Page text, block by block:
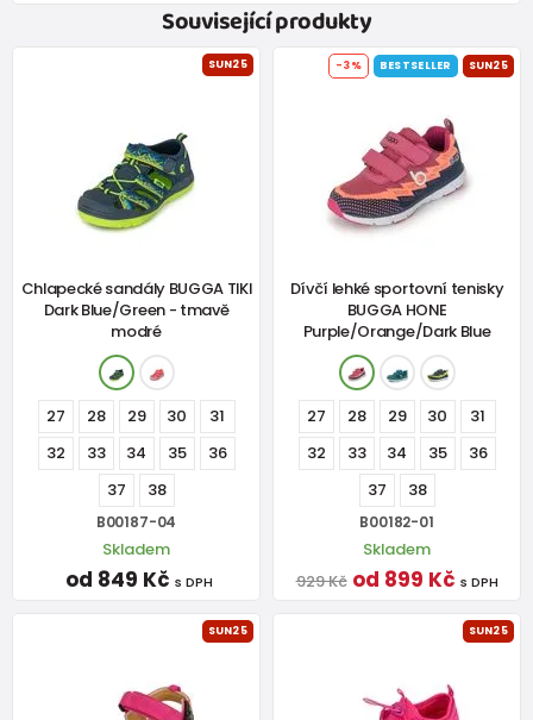
Související produkty
SUN25
Chlapecké sandály BUGGA TIKI
Dark Blue/Green - tmavě
modré
27 28 29 30
31
32
33 34 35
36
37
38
B00187-04
Skladem
od 849 Kč s DPH
-3% BESTSELLER SUN25
Dívčí lehké sportovní tenisky
BUGGA HONE
Purple/Orange/Dark Blue
27 28 29 30
31
32
33 34 35
36
37
38
B00182-01
Skladem
929 Kč od 899 Kč s DPH
SUN25 SUN25